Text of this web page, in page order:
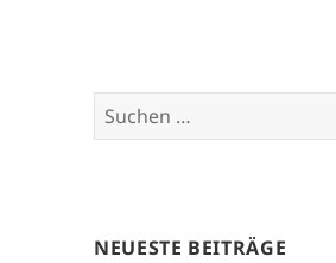
Suchen
nach:
NEUESTE BEITRÄGE